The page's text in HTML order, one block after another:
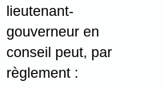
lieutenant-
gouverneur en
conseil peut, par
règlement :